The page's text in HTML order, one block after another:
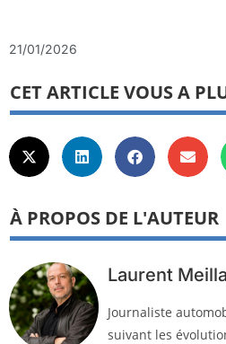
21/01/2026
CET ARTICLE VOUS A
À PROPOS DE L'AUTEUR
Laurent
Journaliste
suivant les